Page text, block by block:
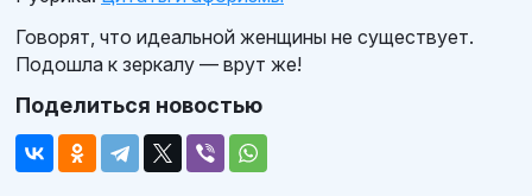
Говорят, что идеальной женщины не существует.
Подошла к зеркалу — врут же!
Поделиться новостью